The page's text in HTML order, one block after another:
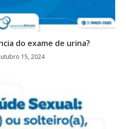
do exame de urina?
15, 2024